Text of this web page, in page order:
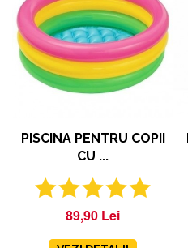
PISCINA PENTRU COPII
CU ...
89,90 Lei